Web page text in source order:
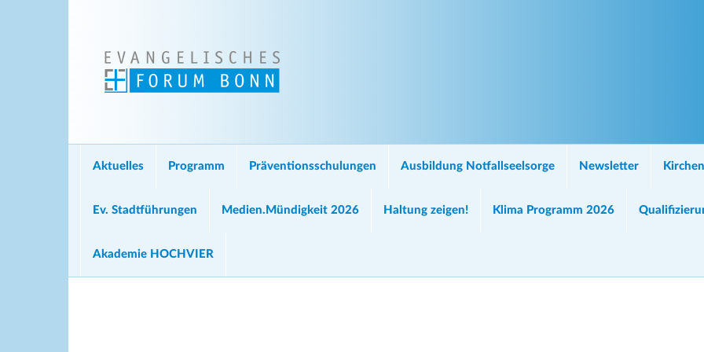
Aktuelles Programm Präventionsschulungen Ausbildung Notfallseelsorge Newsletter
Ev. Stadtführungen Medien.Mündigkeit 2026 Haltung zeigen! Klima Programm 2026
Akademie HOCHVIER